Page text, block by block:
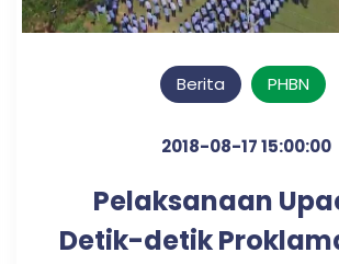
Berita PHBN
2018-08-17 15:00:00
Pelaksanaan
Detik-detik